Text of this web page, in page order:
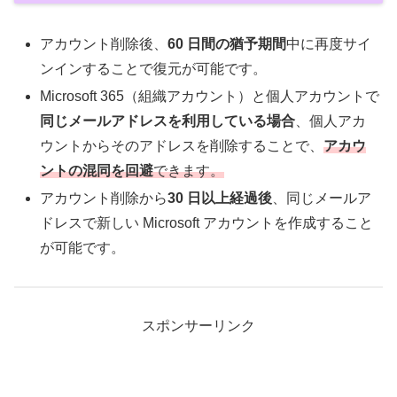
アカウント削除後、60 日間の猶予期間中に再度サイ
ンインすることで復元が可能です。
Microsoft 365（組織アカウント）と個人アカウントで
同じメールアドレスを利用している場合 、個人アカ
ウントからそのアドレスを削除することで、アカウ
ントの混同を回避できます。
アカウント削除から30 日以上経過後 、同じメールア
ドレスで新しい Microsoft アカウントを作成すること
が可能です。
スポンサーリンク